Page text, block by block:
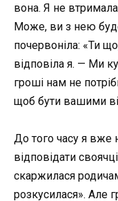
вона. Я не
Може, ви з нею
почервоніла: «Ти
відповіла я. — Ми
гроші нам не
щоб бути вашими
До того часу я вже
відповідати
скаржилася
розкусилася». Але